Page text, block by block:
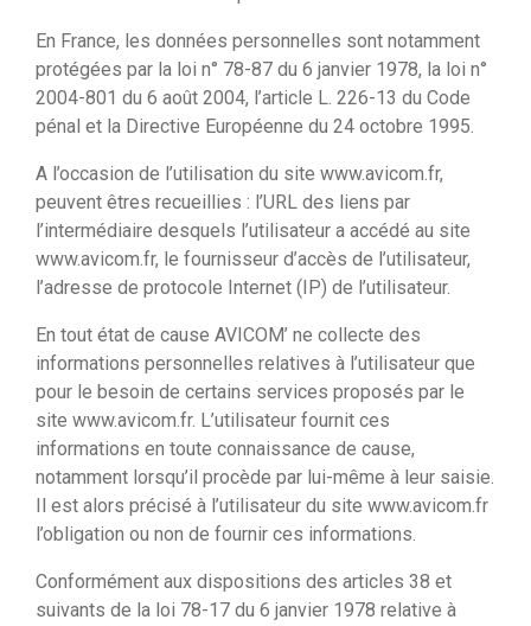
En France, les données personnelles sont notamment
protégées par la loi n° 78-87 du 6 janvier 1978, la loi n°
2004-801 du 6 août 2004, l’article L. 226-13 du Code
pénal et la Directive Européenne du 24 octobre 1995.
A l’occasion de l’utilisation du site www.avicom.fr,
peuvent êtres recueillies : l’URL des liens par
l’intermédiaire desquels l’utilisateur a accédé au site
www.avicom.fr, le fournisseur d’accès de l’utilisateur,
l’adresse de protocole Internet (IP) de l’utilisateur.
En tout état de cause AVICOM’ ne collecte des
informations personnelles relatives à l’utilisateur que
pour le besoin de certains services proposés par le
site www.avicom.fr. L’utilisateur fournit ces
informations en toute connaissance de cause,
notamment lorsqu’il procède par lui-même à leur saisie.
Il est alors précisé à l’utilisateur du site www.avicom.fr
l’obligation ou non de fournir ces informations.
Conformément aux dispositions des articles 38 et
suivants de la loi 78-17 du 6 janvier 1978 relative à